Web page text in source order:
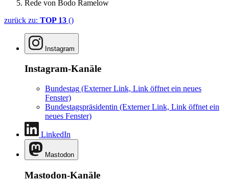
Rede von Bodo Ramelow
zurück zu: TOP 13 ()
Instagram
Instagram-Kanäle
Bundestag (Externer Link, Link öffnet ein neues
Fenster)
Bundestagspräsidentin (Externer Link, Link öffnet ein
neues Fenster)
LinkedIn
Mastodon
Mastodon-Kanäle